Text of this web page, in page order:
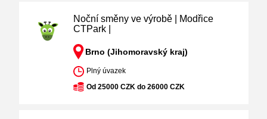
Noční směny ve výrobě | Modřice
CTPark |
Brno (Jihomoravský kraj)
Plný úvazek
Od 25000 CZK do 26000 CZK